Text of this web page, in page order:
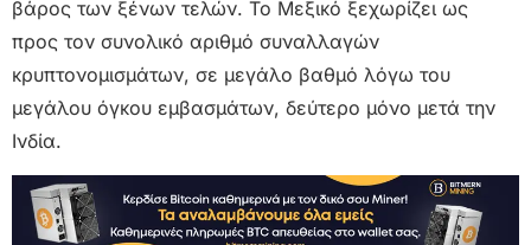
βάρος των ξένων τελών. Το Μεξικό ξεχωρίζει ως
προς τον συνολικό αριθμό συναλλαγών
κρυπτονομισμάτων, σε μεγάλο βαθμό λόγω του
μεγάλου όγκου εμβασμάτων, δεύτερο μόνο μετά την
Ινδία.